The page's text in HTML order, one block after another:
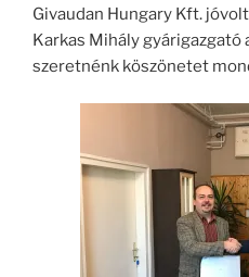
Givaudan Hungary Kft.
Karkas Mihály gyárigazgató
szeretnénk köszönetet